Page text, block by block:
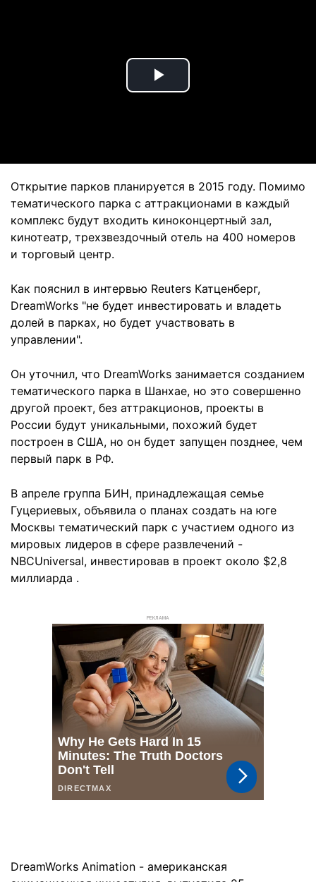
Play
Открытие парков планируется в 2015 году. Помимо
тематического парка с аттракционами в каждый
комплекс будут входить киноконцертный зал,
кинотеатр, трехзвездочный отель на 400 номеров
и торговый центр.
Как пояснил в интервью Reuters Катценберг,
DreamWorks "не будет инвестировать и владеть
долей в парках, но будет участвовать в
управлении".
Он уточнил, что DreamWorks занимается созданием
тематического парка в Шанхае, но это совершенно
другой проект, без аттракционов, проекты в
России будут уникальными, похожий будет
построен в США, но он будет запущен позднее, чем
первый парк в РФ.
В апреле группа БИН, принадлежащая семье
Гуцериевых, объявила о планах создать на юге
Москвы тематический парк с участием одного из
мировых лидеров в сфере развлечений -
NBCUniversal, инвестировав в проект около $2,8
миллиарда .
РЕКЛАМА
DreamWorks Animation - американская